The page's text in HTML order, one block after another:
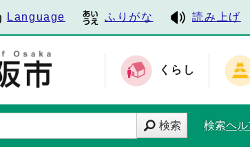
Language ふりがな 読み上げ
くらし
検索 検索ヘル